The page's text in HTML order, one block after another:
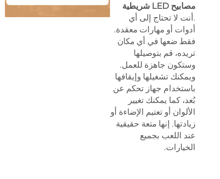
مصابيح LED شريطية
.أنت لا تحتاج إلى أي
أدوات أو مهارات معقدة.
فقط ضعها في أي مكان
تريده، قم بتوصيلها
وستكون جاهزة للعمل.
ويمكنك تشغيلها وإيقافها
باستخدام جهاز تحكم عن
بُعد، كما يمكنك تغيير
الألوان أو تعتيم الإضاءة أو
زيادتها. إنها متعة حقيقية
عند اللعب بجميع
الخيارات.